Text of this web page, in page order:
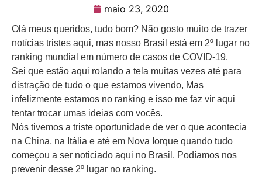
maio 23, 2020
Olá meus queridos, tudo bom? Não gosto muito de trazer
notícias tristes aqui, mas nosso Brasil está em 2º lugar no
ranking mundial em número de casos de COVID-19.
Sei que estão aqui rolando a tela muitas vezes até para
distração de tudo o que estamos vivendo, Mas
infelizmente estamos no ranking e isso me faz vir aqui
tentar trocar umas ideias com vocês.
Nós tivemos a triste oportunidade de ver o que acontecia
na China, na Itália e até em Nova Iorque quando tudo
começou a ser noticiado aqui no Brasil. Podíamos nos
prevenir desse 2º lugar no ranking.